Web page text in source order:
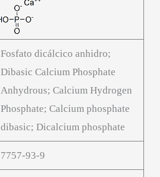
Fosfato dicálcico anhidro;
Dibasic Calcium Phosphate
Anhydrous; Calcium Hydrogen
Phosphate; Calcium phosphate
dibasic; Dicalcium phosphate
7757-93-9